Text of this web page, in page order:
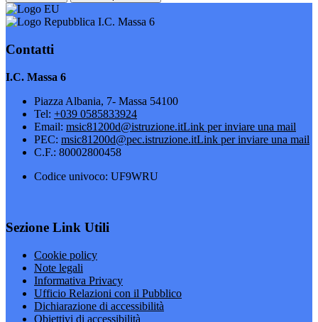
I.C. Massa 6
Contatti
I.C. Massa 6
Piazza Albania, 7- Massa 54100
Tel: +039 0585833924
Email: msic81200d@istruzione.itLink per inviare una mail
PEC: msic81200d@pec.istruzione.itLink per inviare una mail
C.F.: 80002800458
Codice univoco: UF9WRU
Sezione Link Utili
Cookie policy
Note legali
Informativa Privacy
Ufficio Relazioni con il Pubblico
Dichiarazione di accessibilità
Obiettivi di accessibilità